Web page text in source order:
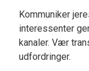
Kommuniker
interessenter
kanaler. Vær
udfordringer.